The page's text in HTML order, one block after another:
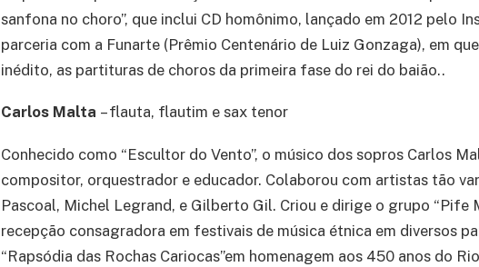
sanfona no choro”, que inclui CD homônimo, lançado em 2012 pelo
parceria com a Funarte (Prêmio Centenário de Luiz Gonzaga), em
inédito, as partituras de choros da primeira fase do rei do baião..
Carlos Malta – flauta, flautim e sax tenor
Conhecido como “Escultor do Vento”, o músico dos sopros Carlos
compositor, orquestrador e educador. Colaborou com artistas tão
Pascoal, Michel Legrand, e Gilberto Gil. Criou e dirige o grupo “Pife
recepção consagradora em festivais de música étnica em diversos
“Rapsódia das Rochas Cariocas”em homenagem aos 450 anos do